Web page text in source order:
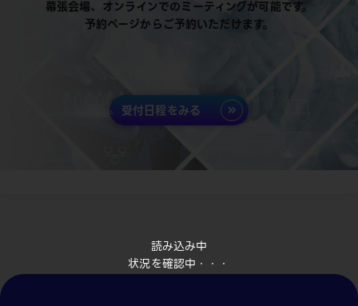
読み込み中
状況を確認中・・・
幕張会場、オンラインでのミーティングが可能です。
予約ページからご予約いただけます。
受付日程をみる